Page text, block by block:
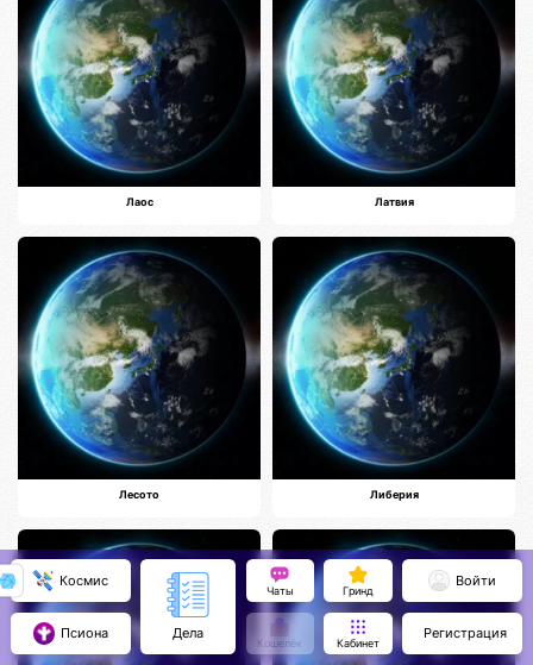
Лаос Латвия
Лесото Либерия
Космис
Псиона Дела
Чаты Гринд
Кошелёк Кабинет
Войти
Регистрация